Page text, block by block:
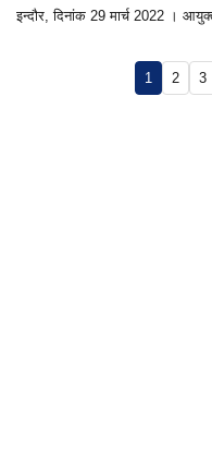
इन्दौर, दिनांक 29 मार्च 2022 ।
1 2 3